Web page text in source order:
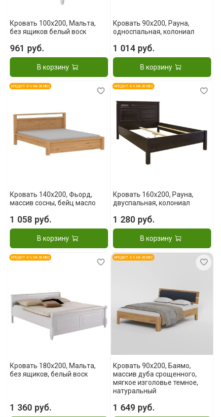
Кровать 100x200, Мальта,
без ящиков белый воск
961 руб.
В корзину
Кровать 90x200, Рауна,
односпальная, колониал
1 014 руб.
В корзину
КРЕДИТ 4 % НА 36 МЕС
Кровать 140x200, Фьорд,
массив сосны, бейц масло
1 058 руб.
В корзину
КРЕДИТ 4 % НА 36 МЕС
Кровать 160x200, Рауна,
двуспальная, колониал
1 280 руб.
В корзину
КРЕДИТ 4 % НА 36 МЕС
Кровать 180x200, Мальта,
без ящиков, белый воск
1 360 руб.
КРЕДИТ 4 % НА 36 МЕС
Кровать 90x200, Баямо,
массив дуба срощенного,
мягкое изголовье темное,
натуральный
1 649 руб.